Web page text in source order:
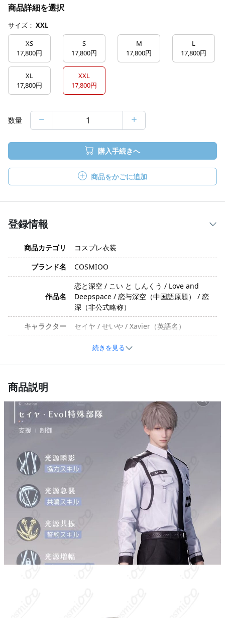
商品詳細を選択
サイズ： XXL
XS
17,800円
S
17,800円
M
17,800円
L
17,800円
XL
17,800円
XXL
17,800円
数量
購入手続きへ
商品をかごに追加
登録情報
商品カテゴリ
コスプレ衣装
ブランド名
COSMIOO
作品名
恋と深空 / こい と しんくう / Love and
Deepspace / 恋与深空（中国語原題） / 恋
深（非公式略称）
キャラクター
セイヤ / せいや / Xavier（英語名）
クール・頼れる・セクシー
ポリエステル、コットン、合成皮革（生産
セット内容
シャツ、ズボン、ネクタイ、ベルト（セッ
ト内容は生産ロットや技術向上により異な
XS、S、M、L、XL、XXL
発送予定
加工に7～15営業日、配送に5～7営業日（※
土日祝除く）、合計で12～22営業日程度で
支払い方法
クレジットカード（VISA、Master、JCB、
Discover、AMERICAN EXPRESS）、
PayPal、銀行振込
着用シーン
コスプレイベント、写真撮影、舞台、公
演、ハロウィン、アニメコン、パーティー
続きを見る
商品説明